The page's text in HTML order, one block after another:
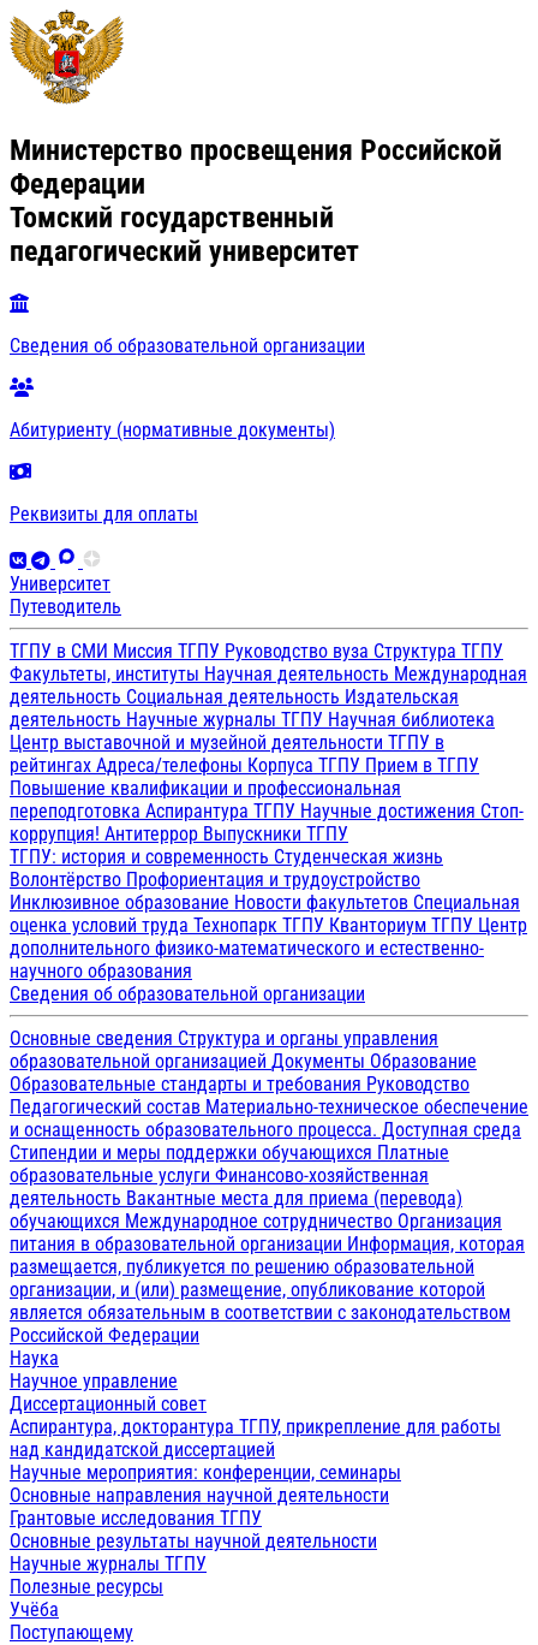
Министерство просвещения Российской
Федерации
Томский государственный
педагогический университет
Сведения об образовательной организации
Абитуриенту (нормативные документы)
Реквизиты для оплаты
Университет
Путеводитель
ТГПУ в СМИ Миссия ТГПУ Руководство вуза Структура ТГПУ
Факультеты, институты Научная деятельность Международная
деятельность Социальная деятельность Издательская
деятельность Научные журналы ТГПУ Научная библиотека
Центр выставочной и музейной деятельности ТГПУ в
рейтингах Адреса/телефоны Корпуса ТГПУ Прием в ТГПУ
Повышение квалификации и профессиональная
переподготовка Аспирантура ТГПУ Научные достижения Стоп-
коррупция! Антитеррор Выпускники ТГПУ
ТГПУ: история и современность Студенческая жизнь
Волонтёрство Профориентация и трудоустройство
Инклюзивное образование Новости факультетов Специальная
оценка условий труда Технопарк ТГПУ Кванториум ТГПУ Центр
дополнительного физико-математического и естественно-
научного образования
Сведения об образовательной организации
Основные сведения Структура и органы управления
образовательной организацией Документы Образование
Образовательные стандарты и требования Руководство
Педагогический состав Материально-техническое обеспечение
и оснащенность образовательного процесса. Доступная среда
Стипендии и меры поддержки обучающихся Платные
образовательные услуги Финансово-хозяйственная
деятельность Вакантные места для приема (перевода)
обучающихся Международное сотрудничество Организация
питания в образовательной организации Информация, которая
размещается, публикуется по решению образовательной
организации, и (или) размещение, опубликование которой
является обязательным в соответствии с законодательством
Российской Федерации
Наука
Научное управление
Диссертационный совет
Аспирантура, докторантура ТГПУ, прикрепление для работы
над кандидатской диссертацией
Научные мероприятия: конференции, семинары
Основные направления научной деятельности
Грантовые исследования ТГПУ
Основные результаты научной деятельности
Научные журналы ТГПУ
Полезные ресурсы
Учёба
Поступающему